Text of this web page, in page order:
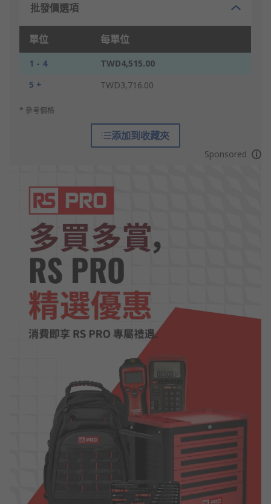
批發價選項
單位 每單位
1 - 4
TWD4,515.00
5 +
TWD3,716.00
* 參考價格
添加到收藏夾
Sponsored